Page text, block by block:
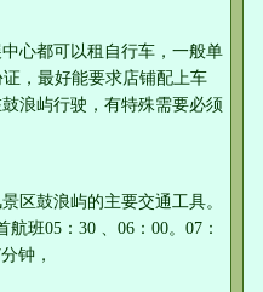
心都可以租自行车，一般单
，最好能要求店铺配上车
浪屿行驶，有特殊需要必须
区鼓浪屿的主要交通工具。
班05：30 、06：00。07：
钟，